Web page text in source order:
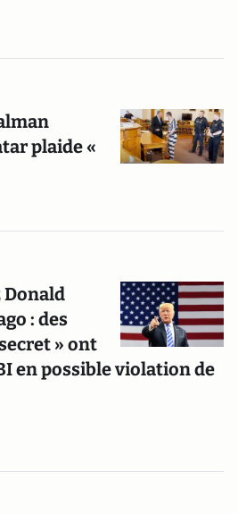
plaide «
: des
» ont
en possible violation de